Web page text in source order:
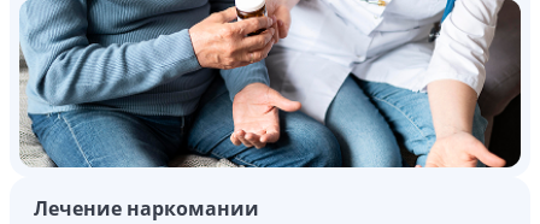
Лечение наркомании